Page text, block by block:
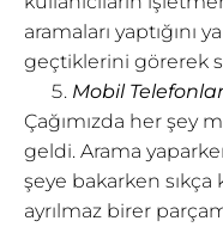
aramaları yaptığını
geçtiklerini görerek
Mobil
Çağımızda her şey
geldi. Arama
şeye bakarken sıkça
ayrılmaz birer